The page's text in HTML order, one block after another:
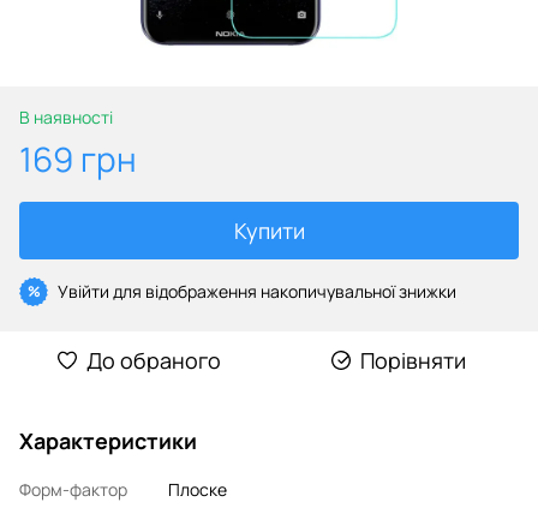
В наявності
169 грн
Купити
% Увійти для відображення накопичувальної знижки
До обраного Порівняти
Характеристики
Форм-фактор
Плоске